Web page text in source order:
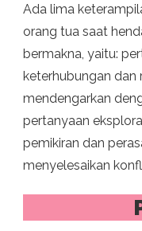
Ada lima
orang tua saat
bermakna, yaitu:
keterhubungan dan
mendengarkan
pertanyaan
pemikiran dan
menyelesaikan